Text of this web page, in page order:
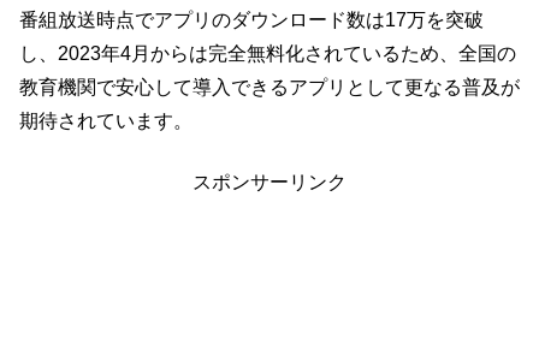
番組放送時点でアプリのダウンロード数は17万を突破
し、2023年4月からは完全無料化されているため、全国の
教育機関で安心して導入できるアプリとして更なる普及が
期待されています。
スポンサーリンク